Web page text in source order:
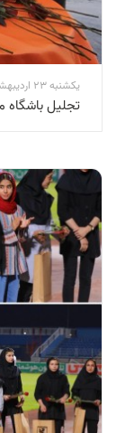
یکشنبه 23 اردیبهشت 1403 07:45
تجلیل